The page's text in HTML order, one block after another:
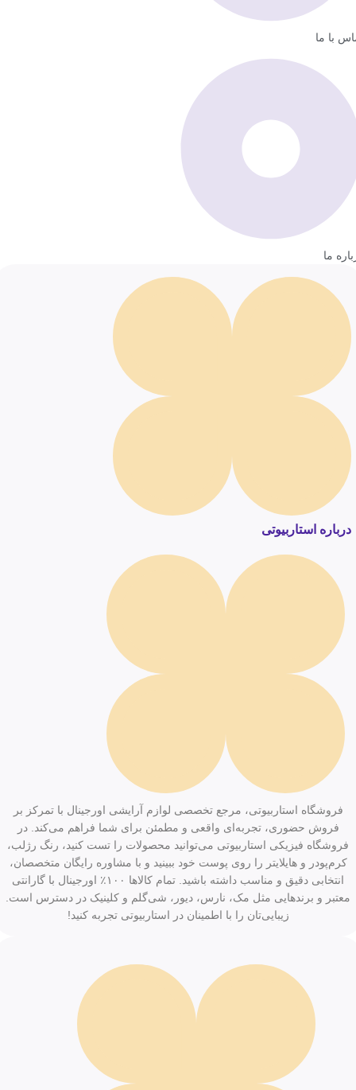
با ما
ما
درباره استاربیوتی
فروشگاه استاربیوتی، مرجع تخصصی لوازم آرایشی اورجینال با تمرکز بر
فروش حضوری، تجربه‌ای واقعی و مطمئن برای شما فراهم می‌کند. در
فروشگاه فیزیکی استاربیوتی می‌توانید محصولات را تست کنید، رنگ رژلب،
کرم‌پودر و هایلایتر را روی پوست خود ببینید و با مشاوره رایگان متخصصان،
انتخابی دقیق و مناسب داشته باشید. تمام کالاها ۱۰۰٪ اورجینال با گارانتی
معتبر و برندهایی مثل مک، نارس، دیور، شی‌گلم و کلینیک در دسترس است.
زیبایی‌تان را با اطمینان در استاربیوتی تجربه کنید!